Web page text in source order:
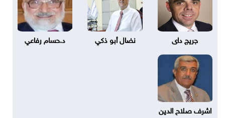
جريج داى نضال أبو ذكي د.حسام رفاعي
اشرف صلاح الدين